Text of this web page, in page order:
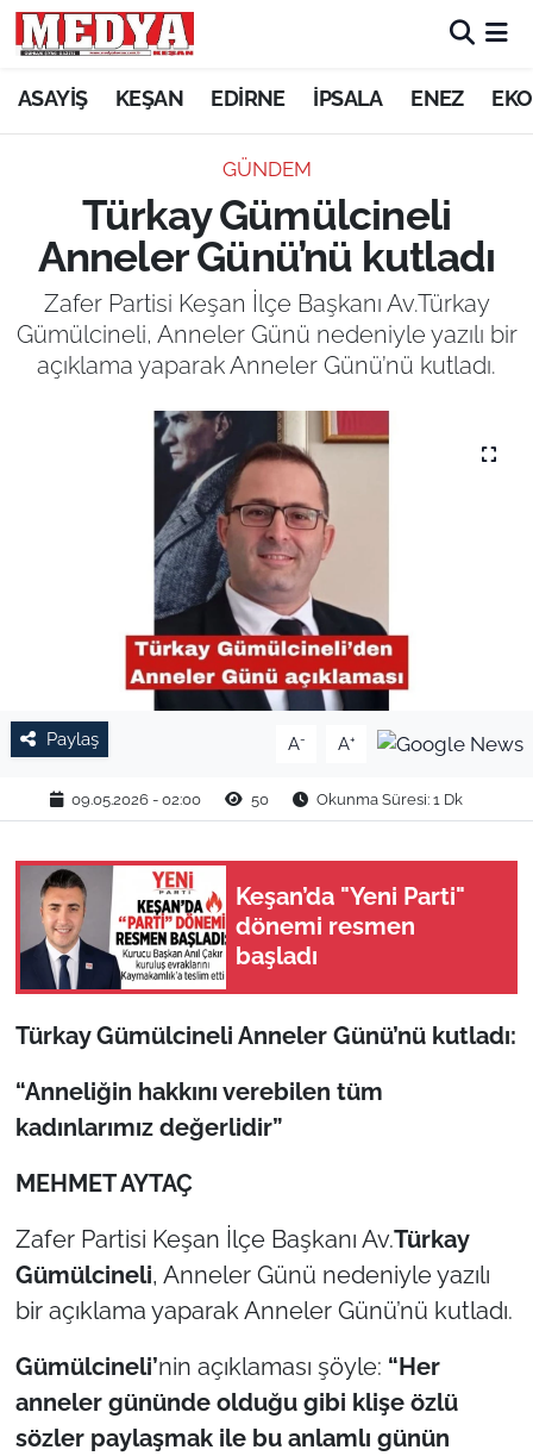
ASAYİŞ KEŞAN EDİRNE İPSALA ENEZ
GÜNDEM
Türkay Gümülcineli
Anneler Günü’nü kutladı
Zafer Partisi Keşan İlçe Başkanı Av.Türkay
Gümülcineli, Anneler Günü nedeniyle yazılı bir
açıklama yaparak Anneler Günü’nü kutladı.
Paylaş A- A+
09.05.2026 - 02:00 50 Okunma Süresi: 1 Dk
Keşan’da "Yeni Parti"
dönemi resmen
başladı
Türkay Gümülcineli Anneler Günü’nü kutladı:
“Anneliğin hakkını verebilen tüm
kadınlarımız değerlidir”
MEHMET AYTAÇ
Zafer Partisi Keşan İlçe Başkanı Av.Türkay
Gümülcineli, Anneler Günü nedeniyle yazılı
bir açıklama yaparak Anneler Günü’nü kutladı.
Gümülcineli’nin açıklaması şöyle: “Her
anneler gününde olduğu gibi klişe özlü
sözler paylaşmak ile bu anlamlı günün
KEŞAN
ASAYİŞ
SİYASET
GÜNDEM
TARIM VE HAYVANCILIK
KÜLTÜR SANAT
RESMİ İLAN
SPOR
YAŞAM
EDİRNE
TEKİRDAĞ
KIRKLARELİ
TÜRKİYE
Bölge
Güvenlik
Genel
Politika
Flaş Haber